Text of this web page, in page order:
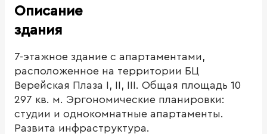
Описание
здания
7-этажное здание с апартаментами,
расположенное на территории БЦ
Верейская Плаза I, II, III. Общая площадь 10
297 кв. м. Эргономические планировки:
студии и однокомнатные апартаменты.
Развита инфраструктура.